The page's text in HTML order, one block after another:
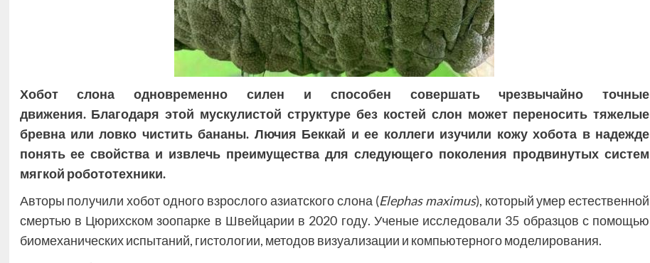
Хобот слона одновременно силен и способен совершать чрезвычайно точные
движения. Благодаря этой мускулистой структуре без костей слон может переносить тяжелые
бревна или ловко чистить бананы. Лючия Беккай и ее коллеги изучили кожу хобота в надежде
понять ее свойства и извлечь преимущества для следующего поколения продвинутых систем
мягкой робототехники.
Авторы получили хобот одного взрослого азиатского слона (Elephas maximus), который умер естественной
смертью в Цюрихском зоопарке в Швейцарии в 2020 году. Ученые исследовали 35 образцов с помощью
биомеханических испытаний, гистологии, методов визуализации и компьютерного моделирования.